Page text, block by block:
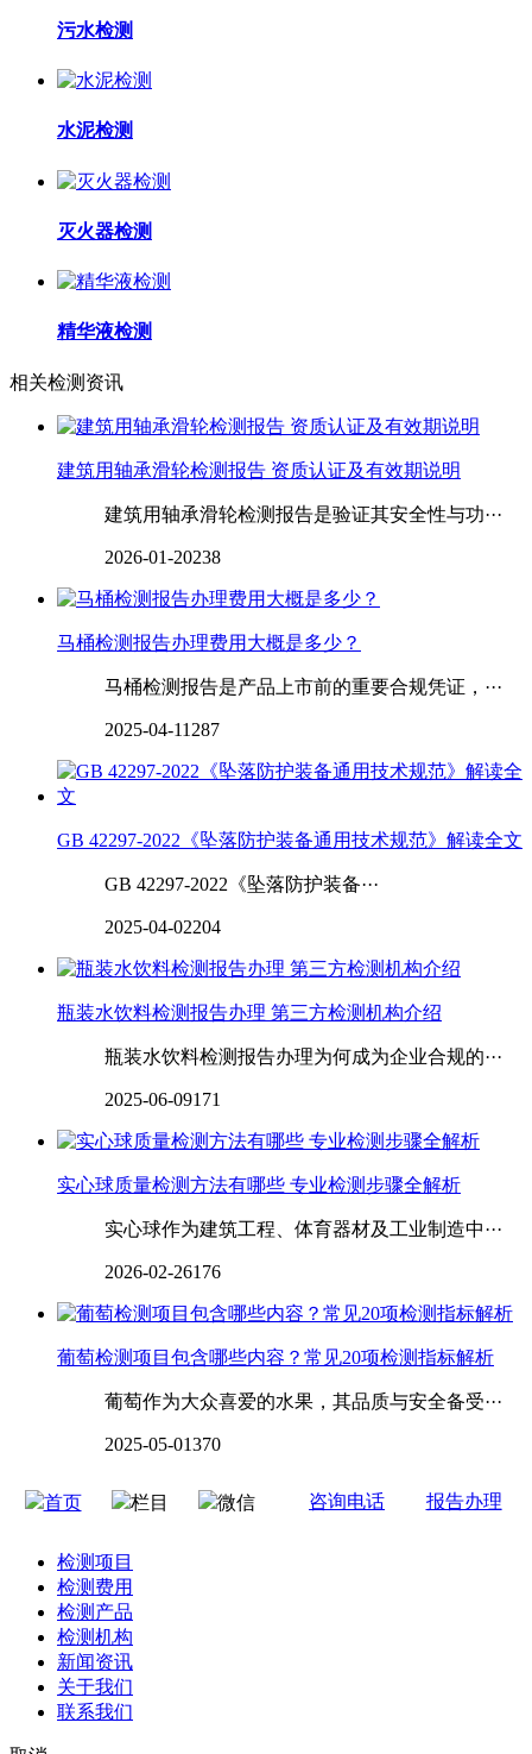
污水检测
水泥检测
灭火器检测
精华液检测
相关检测资讯
建筑用轴承滑轮检测报告 资质认证及有效期说明
建筑用轴承滑轮检测报告是验证其安全性与功···
2026-01-20238
马桶检测报告办理费用大概是多少？
马桶检测报告是产品上市前的重要合规凭证，···
2025-04-11 287
GB 42297-2022《坠落防护装备通用技术规范》解读全文
GB 42297-2022《坠落防护装备···
2025-04-02204
瓶装水饮料检测报告办理 第三方检测机构介绍
瓶装水饮料检测报告办理为何成为企业合规的···
2025-06-09171
实心球质量检测方法有哪些 专业检测步骤全解析
实心球作为建筑工程、体育器材及工业制造中···
2026-02-26176
葡萄检测项目包含哪些内容？常见20项检测指标解析
葡萄作为大众喜爱的水果，其品质与安全备受···
2025-05-01370
首页 栏目 微信 咨询电话 报告办理
检测项目
检测费用
检测产品
检测机构
新闻资讯
关于我们
联系我们